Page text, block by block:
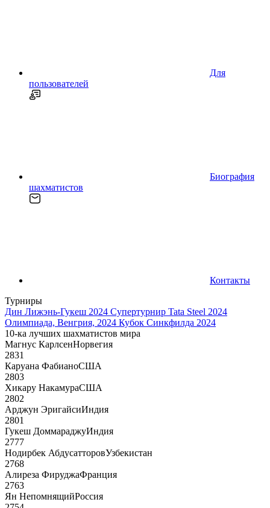
Для
пользователей
Биография
шахматистов
Контакты
Турниры
Дин Лижэнь-Гукеш 2024 Супертурнир Tata Steel 2024
Олимпиада, Венгрия, 2024 Кубок Синкфилда 2024
10-ка лучших шахматистов мира
Магнус КарлсенНорвегия
2831
Каруана ФабианоСША
2803
Хикару НакамураСША
2802
Арджун ЭригайсиИндия
2801
Гукеш ДоммараджуИндия
2777
Нодирбек АбдусатторовУзбекистан
2768
Алиреза ФируджаФранция
2763
Ян НепомнящийРоссия